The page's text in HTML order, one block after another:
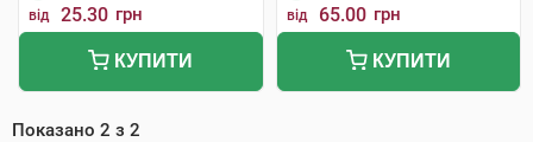
від 25.30 грн
КУПИТИ
від 65.00 грн
КУПИТИ
Показано 2 з 2